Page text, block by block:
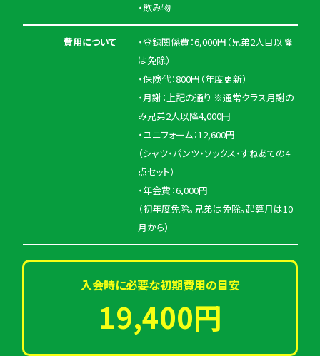
・飲み物
費用について
・登録関係費：6,000円（兄弟2人目以降
は免除）
・保険代：800円（年度更新）
・月謝：上記の通り ※通常クラス月謝の
み兄弟2人以降4,000円
・ユニフォーム：12,600円
（シャツ・パンツ・ソックス・すねあての4
点セット）
・年会費：6,000円
（初年度免除。兄弟は免除。起算月は10
月から）
入会時に必要な初期費用の目安
19,400円